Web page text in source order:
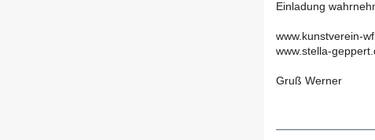
Einladung
www.kunstverein-
www.stella-
Gruß Werner